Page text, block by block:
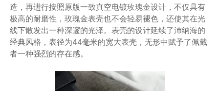
造，再进行按照原版一致真空电镀玫瑰金设计，不仅具有
极高的耐磨性，玫瑰金表壳也不会轻易褪色，还使其在光
线下散发出一种深邃的光泽。表壳的设计延续了沛纳海的
经典风格，表径为44毫米的宽大表壳，无形中赋予了佩戴
者一种强烈的存在感。